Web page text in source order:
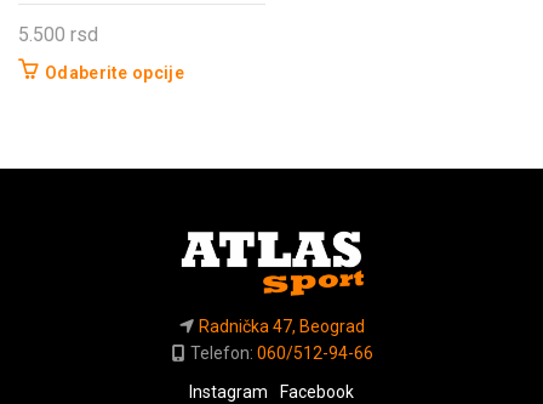
5.500 rsd
Odaberite opcije
Radnička 47, Beograd
Telefon: 060/512-94-66
Instagram
Facebook